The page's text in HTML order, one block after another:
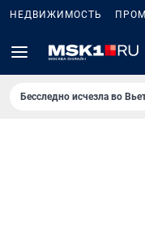
НЕДВИЖИМОСТЬ
Бесследно исчезла во